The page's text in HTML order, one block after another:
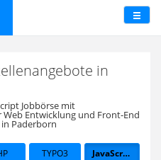
in
Jobbörse mit
Web Entwicklung und Front-End
Paderborn
TYPO3 JavaScript